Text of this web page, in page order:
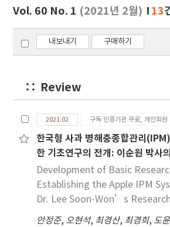
보
기
Vol. 60 No. 1 (2021년 2월) 13
내보내기 구매하기
Review
2021.02 구독 인증기관 무료, 개인회원
한국형 사과 병해충종합관리
한 기초연구의 전개: 이순원 박사
Development of Basic
Establishing the Apple IPM
Dr. Lee Soon-Won’s
안정준, 오현석, 최경산, 최경희, 도